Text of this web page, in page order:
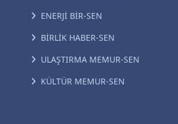
ENERJİ BİR-SEN
BİRLİK HABER-SEN
ULAŞTIRMA MEMUR-SEN
KÜLTÜR MEMUR-SEN